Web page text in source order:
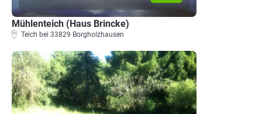
Mühlenteich (Haus Brincke)
Teich bei 33829 Borgholzhausen